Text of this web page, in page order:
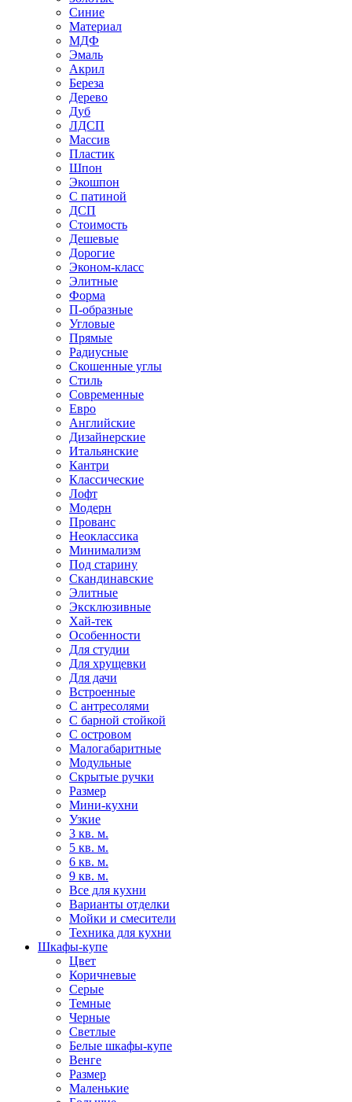
Синие
Материал
МДФ
Эмаль
Акрил
Береза
Дерево
Дуб
ЛДСП
Массив
Пластик
Шпон
Экошпон
С патиной
ДСП
Стоимость
Дешевые
Дорогие
Эконом-класс
Элитные
Форма
П-образные
Угловые
Прямые
Радиусные
Скошенные углы
Стиль
Современные
Евро
Английские
Дизайнерские
Итальянские
Кантри
Классические
Лофт
Модерн
Прованс
Неоклассика
Минимализм
Под старину
Скандинавские
Элитные
Эксклюзивные
Хай-тек
Особенности
Для студии
Для хрущевки
Для дачи
Встроенные
С антресолями
С барной стойкой
С островом
Малогабаритные
Модульные
Скрытые ручки
Размер
Мини-кухни
Узкие
3 кв. м.
5 кв. м.
6 кв. м.
9 кв. м.
Все для кухни
Варианты отделки
Мойки и смесители
Техника для кухни
Шкафы-купе
Цвет
Коричневые
Серые
Темные
Черные
Светлые
Белые шкафы-купе
Венге
Размер
Маленькие